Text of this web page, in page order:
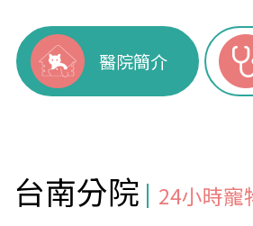
醫院簡介
台南分院 24小時寵